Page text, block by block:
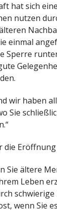
hat sich
nutzen
einmal
Sperre
wir haben
Sie
die
Sie ältere
Leben
schwierige
wenn Sie